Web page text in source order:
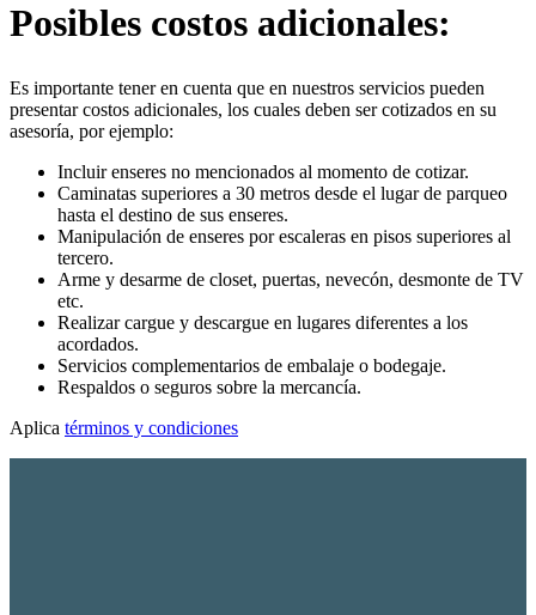
Posibles costos adicionales:
Es importante tener en cuenta que en nuestros servicios pueden
presentar costos adicionales, los cuales deben ser cotizados en su
asesoría, por ejemplo:
Incluir enseres no mencionados al momento de cotizar.
Caminatas superiores a 30 metros desde el lugar de parqueo
hasta el destino de sus enseres.
Manipulación de enseres por escaleras en pisos superiores al
tercero.
Arme y desarme de closet, puertas, nevecón, desmonte de TV
etc.
Realizar cargue y descargue en lugares diferentes a los
acordados.
Servicios complementarios de embalaje o bodegaje.
Respaldos o seguros sobre la mercancía.
Aplica términos y condiciones